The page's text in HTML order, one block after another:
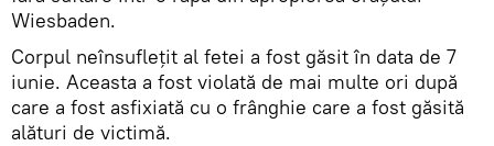
Wiesbaden.
Corpul neînsuflețit al fetei a fost găsit în data de 7
iunie. Aceasta a fost violată de mai multe ori după
care a fost asfixiată cu o frânghie care a fost găsită
alături de victimă.